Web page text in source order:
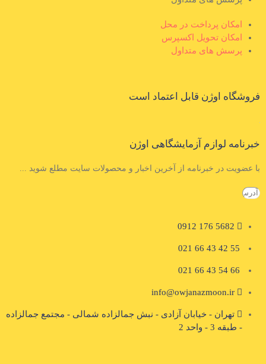
امکان پرداخت در محل
امکان تحویل اکسپرس
پرسش های متداول
فروشگاه اوژن قابل اعتماد است
خبرنامه لوازم آزمایشگاهی اوژن
با عضویت در خبرنامه از آخرین اخبار و محصولات سایت مطلع شوید ...
5682 176 0912
55 42 43 66 021
66 54 43 66 021
info@owjanazmoon.ir
تهران - خیابان آزادی - نبش جمالزاده شمالی - مجتمع جمالزاده
- طبقه 3 - واحد 2